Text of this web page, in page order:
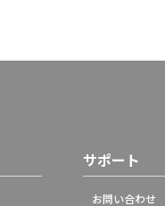
サポート
お問い合わせ